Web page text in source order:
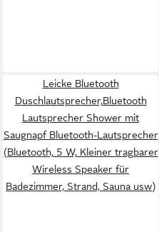
Leicke Bluetooth
Duschlautsprecher,Bluetooth
Lautsprecher Shower mit
Saugnapf Bluetooth-Lautsprecher
(Bluetooth, 5 W, Kleiner tragbarer
Wireless Speaker für
Badezimmer, Strand, Sauna usw)